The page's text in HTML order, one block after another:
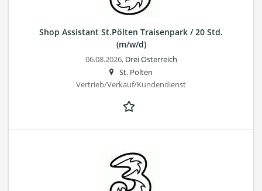
Shop Assistant St.Pölten Traisenpark / 20 Std.
(m/w/d)
06.08.2026, Drei Österreich
St. Pölten
Vertrieb/Verkauf/Kundendienst